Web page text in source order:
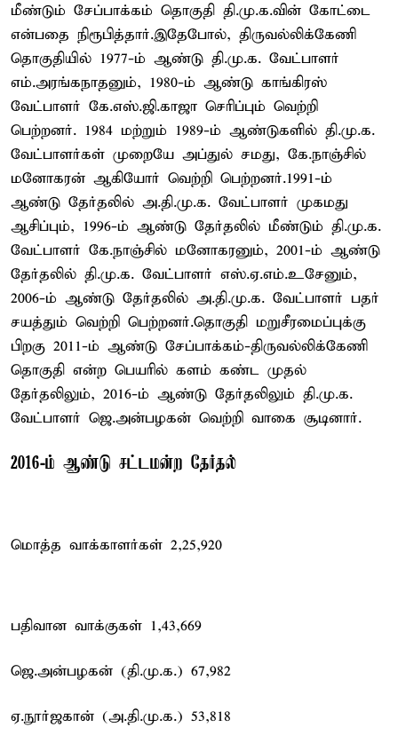
மீண்டும் சேப்பாக்கம் தொகுதி தி.மு.க.வின் கோட்டை
என்பதை நிரூபித்தார்.இதேபோல், திருவல்லிக்கேணி
தொகுதியில் 1977-ம் ஆண்டு தி.மு.க. வேட்பாளர்
எம்.அரங்கநாதனும், 1980-ம் ஆண்டு காங்கிரஸ்
வேட்பாளர் கே.எஸ்.ஜி.காஜா செரிப்பும் வெற்றி
பெற்றனர். 1984 மற்றும் 1989-ம் ஆண்டுகளில் தி.மு.க.
வேட்பாளர்கள் முறையே அப்துல் சமது, கே.நாஞ்சில்
மனோகரன் ஆகியோர் வெற்றி பெற்றனர்.1991-ம்
ஆண்டு தேர்தலில் அ.தி.மு.க. வேட்பாளர் முகமது
ஆசிப்பும், 1996-ம் ஆண்டு தேர்தலில் மீண்டும் தி.மு.க.
வேட்பாளர் கே.நாஞ்சில் மனோகரனும், 2001-ம் ஆண்டு
தேர்தலில் தி.மு.க. வேட்பாளர் எஸ்.ஏ.எம்.உசேனும்,
2006-ம் ஆண்டு தேர்தலில் அ.தி.மு.க. வேட்பாளர் பதர்
சயத்தும் வெற்றி பெற்றனர்.தொகுதி மறுசீரமைப்புக்கு
பிறகு 2011-ம் ஆண்டு சேப்பாக்கம்-திருவல்லிக்கேணி
தொகுதி என்ற பெயரில் களம் கண்ட முதல்
தேர்தலிலும், 2016-ம் ஆண்டு தேர்தலிலும் தி.மு.க.
வேட்பாளர் ஜெ.அன்பழகன் வெற்றி வாகை சூடினார்.
2016-ம் ஆண்டு சட்டமன்ற தேர்தல்
மொத்த வாக்காளர்கள் 2,25,920
பதிவான வாக்குகள் 1,43,669
ஜெ.அன்பழகன் (தி.மு.க.) 67,982
ஏ.நூர்ஜகான் (அ.தி.மு.க.) 53,818